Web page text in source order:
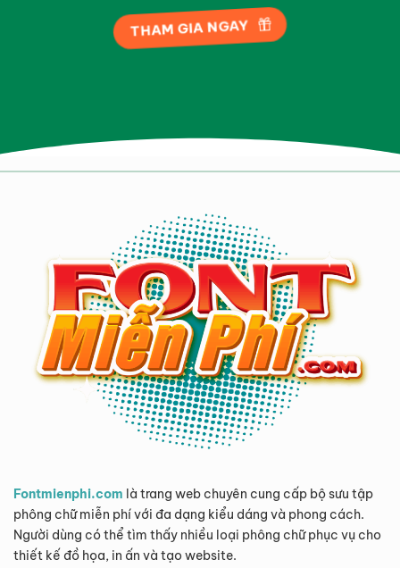
THAM GIA NGAY
Fontmienphi.com là trang web chuyên cung cấp bộ sưu tập
phông chữ miễn phí với đa dạng kiểu dáng và phong cách.
Người dùng có thể tìm thấy nhiều loại phông chữ phục vụ cho
thiết kế đồ họa, in ấn và tạo website.